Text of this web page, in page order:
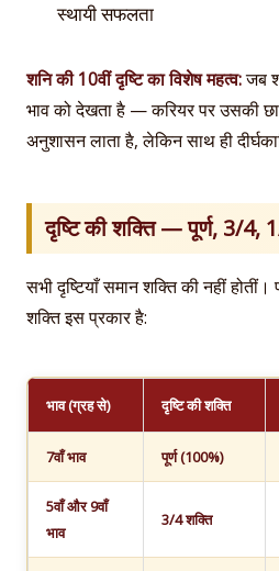
स्थायी सफलता
शनि की 10वीं दृष्टि का विशेष महत्व:जब
भाव को देखता है — करियर पर उसकी
अनुशासन लाता है, लेकिन साथ ही
दृष्टि की शक्ति — पूर्ण, 3/
सभी दृष्टियाँ समान शक्ति की नहीं होतीं।
शक्ति इस प्रकार है:
भाव (ग्रह से) दृष्टि की शक्ति
7वाँ भाव पूर्ण (100%)
5वाँ और 9वाँ
भाव
3/4 शक्ति